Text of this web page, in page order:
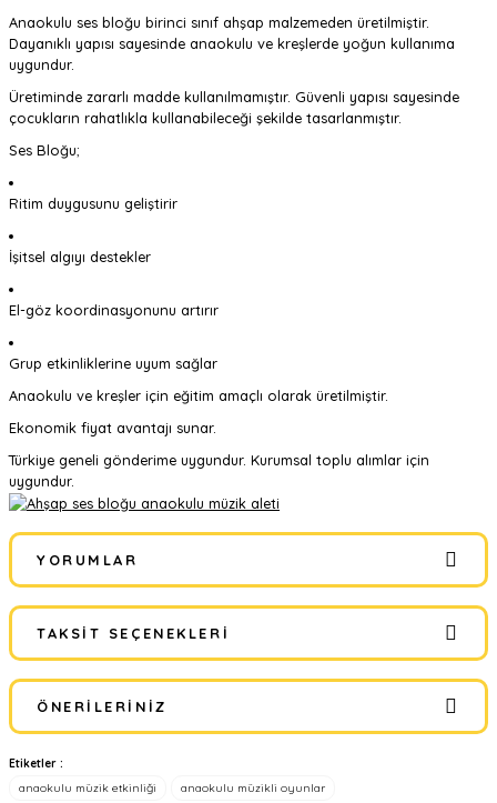
Anaokulu ses bloğu birinci sınıf ahşap malzemeden üretilmiştir.
Dayanıklı yapısı sayesinde anaokulu ve kreşlerde yoğun kullanıma
uygundur.
Üretiminde zararlı madde kullanılmamıştır. Güvenli yapısı sayesinde
çocukların rahatlıkla kullanabileceği şekilde tasarlanmıştır.
Ses Bloğu;
Ritim duygusunu geliştirir
İşitsel algıyı destekler
El-göz koordinasyonunu artırır
Grup etkinliklerine uyum sağlar
Anaokulu ve kreşler için eğitim amaçlı olarak üretilmiştir.
Ekonomik fiyat avantajı sunar.
Türkiye geneli gönderime uygundur. Kurumsal toplu alımlar için
uygundur.
YORUMLAR
Bu ürüne ilk yorumu siz yapın!
Yorum Yaz
TAKSIT SEÇENEKLERI
ÖNERILERINIZ
Bu ürünün fiyat bilgisi, resim, ürün açıklamalarında ve diğer
konularda yetersiz gördüğünüz noktaları öneri formunu kullanarak
Etiketler :
anaokulu müzik etkinliği
anaokulu müzikli oyunlar